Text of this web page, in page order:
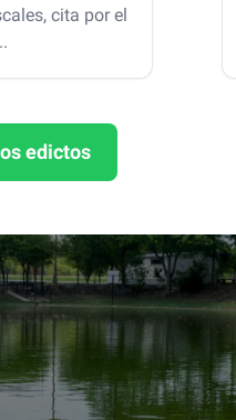
cita por el
edictos